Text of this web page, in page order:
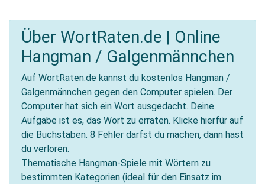
Über WortRaten.de | Online
Hangman / Galgenmännchen
Auf WortRaten.de kannst du kostenlos Hangman /
Galgenmännchen gegen den Computer spielen. Der
Computer hat sich ein Wort ausgedacht. Deine
Aufgabe ist es, das Wort zu erraten. Klicke hierfür auf
die Buchstaben. 8 Fehler darfst du machen, dann hast
du verloren.
Thematische Hangman-Spiele mit Wörtern zu
bestimmten Kategorien (ideal für den Einsatz im